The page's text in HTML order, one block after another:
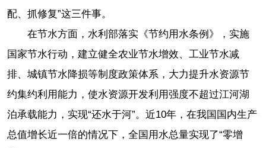
配、抓修复”这三件事。
在节水方面，水利部落实《节约用水条例》，实施
国家节水行动，建立健全农业节水增效、工业节水减
排、城镇节水降损等制度政策体系，大力提升水资源节
约集约利用能力，使水资源开发利用强度不超过江河湖
泊承载能力，实现“还水于河”。近10年，在我国国内生产
总值增长近一倍的情况下，全国用水总量实现了“零增